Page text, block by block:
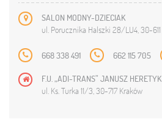
SALON MODNY-DZIECIAK
ul. Porucznika Halszki 28/LU4, 30-
668 338 491 662 115 705
F.U. „ADI-TRANS” JANUSZ HERETYK
ul. Ks. Turka 11/3, 30-717 Kraków